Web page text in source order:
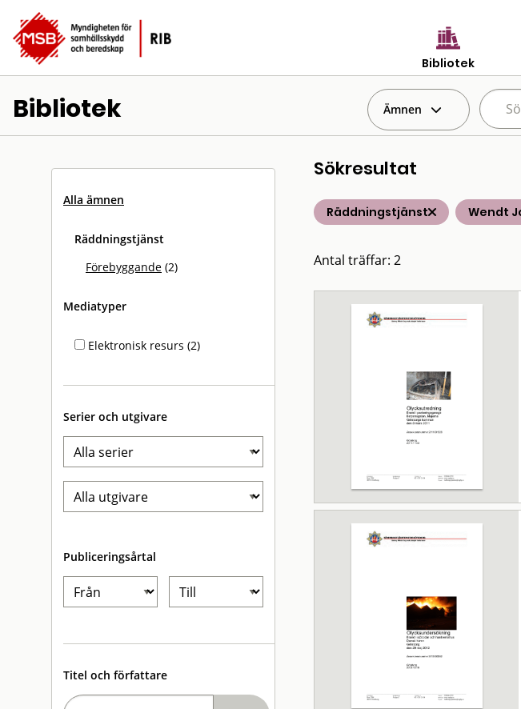
Bibliotek
Bibliotek Ämnen
Alla ämnen
Räddningstjänst
Förebyggande (2)
Mediatyper
Elektronisk resurs (2)
Serier och utgivare
Publiceringsårtal
Titel och författare
Sökresultat
Räddningstjänst Wendt
Antal träffar: 2